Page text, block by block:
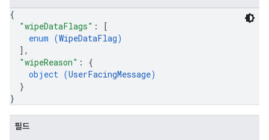
{
"wipeDataFlags" :
[
enum (WipeDataFlag)
] ,
"wipeReason" : {
object (UserFacingMessage)
}
}
필드